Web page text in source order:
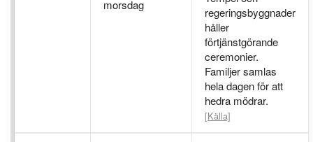
morsdag
regeringsbyggnader
håller
förtjänstgörande
ceremonier.
Familjer samlas
hela dagen för att
hedra mödrar.
[Källa]